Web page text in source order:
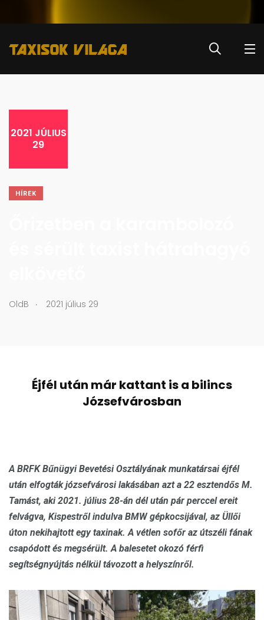
2021 JÚLIUS
29
HÍREK
OldB . 2021 július 29
Éjfél után már kattant is a bilincs
Józsefvárosban
A BRFK Bűnügyi Bevetési Osztályának munkatársai éjfél
után elfogták józsefvárosi lakásában azt a 22 esztendős M.
Tamást, aki 2021. július 28-án dél után pár perccel ereit
felvágva, Kispestről indulva BMW gépkocsijával, az Üllői
úton nekihajtott egy taxinak. A vétlen sofőr az útszéli fának
csapódott és megsérült. A balesetet okozó férfi
segítségnyújtás nélkül távozott a helyszínről.